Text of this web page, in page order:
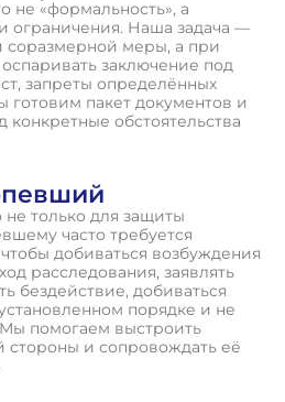
не «формальность», а
ограничения. Наша задача —
соразмерной меры, а при
заключение под
запреты определённых
готовим пакет документов и
обстоятельства
только для защиты
часто требуется
добиваться возбуждения
расследования, заявлять
бездействие, добиваться
порядке и не
Мы помогаем выстроить
и сопровождать её